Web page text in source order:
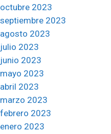
octubre 2023
septiembre 2023
agosto 2023
julio 2023
junio 2023
mayo 2023
abril 2023
marzo 2023
febrero 2023
enero 2023